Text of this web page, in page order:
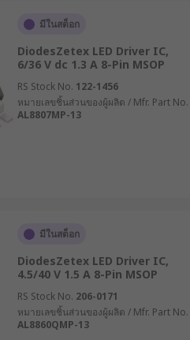
มีในสต็อก
DiodesZetex LED Driver IC,
6/36 V dc 1.3 A 8-Pin MSOP
RS Stock No. 122-1456
หมายเลขชิ้นส่วนของผู้ผลิต / Mfr. Part No.
AL8807MP-13
มีในสต็อก
DiodesZetex LED Driver IC,
4.5/40 V 1.5 A 8-Pin MSOP
RS Stock No. 206-0171
หมายเลขชิ้นส่วนของผู้ผลิต / Mfr. Part No.
AL8860QMP-13